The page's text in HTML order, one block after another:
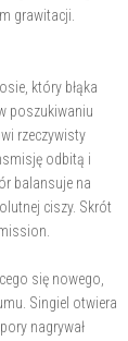
grawitacji.
który błąka
poszukiwaniu
rzeczywisty
odbitą i
balansuje na
ciszy. Skrót
się nowego,
Singiel otwiera
nagrywał